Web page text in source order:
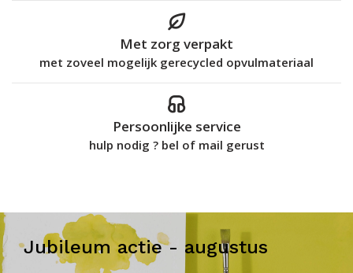
Met zorg verpakt
met zoveel mogelijk gerecycled opvulmateriaal
Persoonlijke service
hulp nodig ? bel of mail gerust
Jubileum actie - augustus